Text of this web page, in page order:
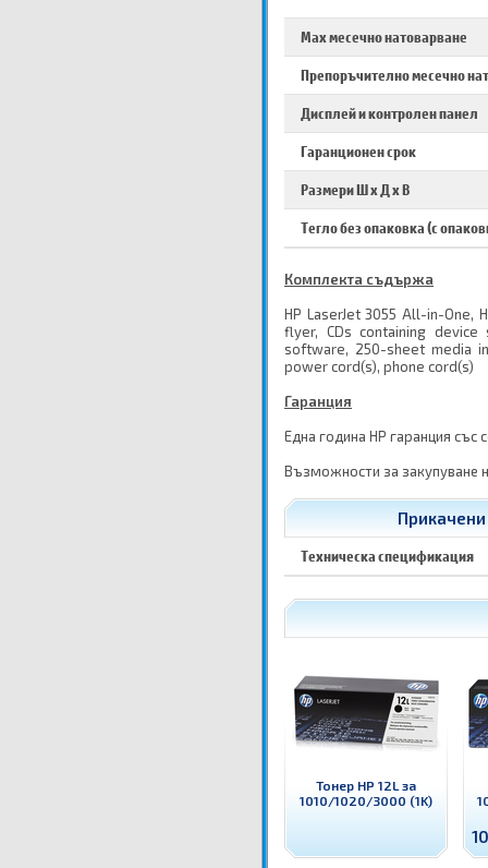
Max месечно натоварване
Препоръчително месечно
Дисплей и контролен панел
Гаранционен срок
Размери Ш х Д х В
Тегло без опаковка (с
Комплекта съдържа
HP LaserJet 3055 All-in-One,
flyer, CDs containing
software, 250-sheet media
power cord(s), phone cord(s)
Гаранция
Една година HP гаранция със
Възможности за закупуване
Прикачени
Техническа спецификация
Тонер HP 12L за
1010/1020/3000 (1K)